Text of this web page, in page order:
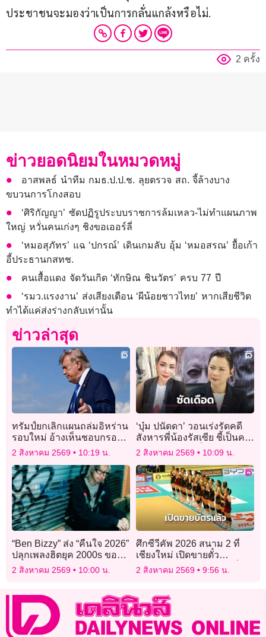
ประชาชนจะมองว่าเป็นการกลั่นแกล้งหรือไม่.
2 ครั้ง
ข่าวยอดนิยมในหมวดหมู่
อาสพลธ์ นำทีม กมธ.ป.ป.ช. ลุยตรวจ สถ. จี้ล้างบาง
ขบวนการโกงสอบ
‘ศิริกัญญา’ ซัดปฏิรูประบบราชการล้มเหลว-ไม่ทำแผนภาพ
ใหญ่ หวั่นคนเก่งๆ ชิงขอเออร์ลี่
‘หมอสุภัทร’ แฉ ‘ปกรณ์’ เดินเกมลับ อุ้ม ‘หมอสรณ’ ยื้อเก้า
อี้ประธานกสทช.
คนเสื้อแดง จัดวันเกิด ‘ทักษิณ ชินวัตร’ ครบ 77 ปี
‘รมว.แรงงาน’ ส่งเสียงเตือน ‘ผีน้อยชาวไทย’ หากเสียชีวิต
ทำได้แค่ส่งร่างกลับเท่านั้น
ข่าวล่าสุด
ทรัมป์ยกเลิกแผนถล่มอิหร่าน
รอบใหม่ อ้างเห็นชอบกรอบ
ข้อตกลงได้แล้ว
2 สิงหาคม 2569 10:19 น.
‘บุ๋ม ปนัดดา’ วอนเร่งรัดคดี
สังหารพี่น้องรัสเซีย ชี้เป็นคน
อำมหิตไม่ควรเป็นมนุษย์อยู่
2 สิงหาคม 2569 10:09 น.
“Ben Bizzy” ส่ง “คืนใจ 2026”
ปลุกเพลงฮิตยุค 2000s ของ
Vacation Band ในสไตล์
2 สิงหาคม 2569 10:00 น.
ศึกซีวีคัพ 2026 สนาม 2 ที่
เชียงใหม่ เปิดขายตั๋ว
ออนไลน์-ออฟไลน์แล้ว เช็ก
2 สิงหาคม 2569 9:56 น.